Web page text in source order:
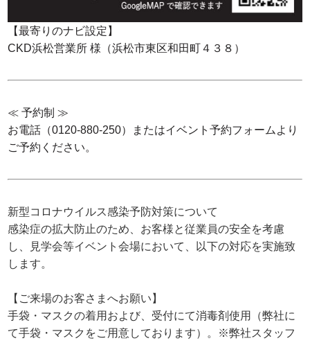
【最寄りのナビ設定】
CKD浜松営業所 様（浜松市東区和田町４３８）
≪ 予約制 ≫
お電話（0120-880-250）またはイベント予約フォームより
ご予約ください。
新型コロナウイルス感染予防対策について
感染症の拡大防止のため、お客様と従業員の安全を考慮
し、見学会等イベント会場において、以下の対応を実施致
します。
【ご来場のお客さまへお願い】
手袋・マスクの着用および、受付にて消毒剤使用（弊社に
て手袋・マスクをご用意しております）。
※弊社スタッフ